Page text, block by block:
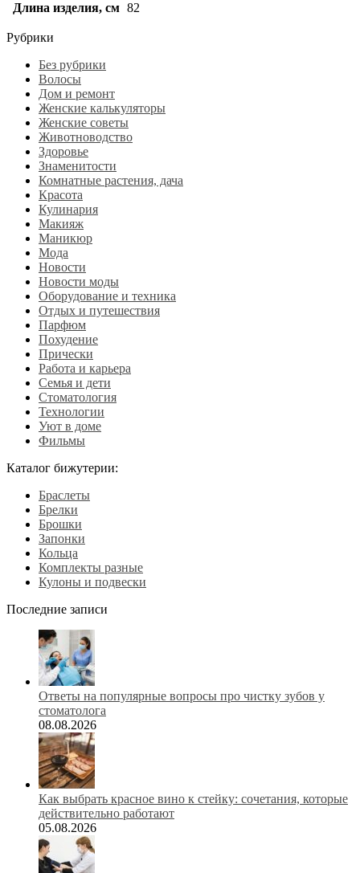
Длина изделия, см 82
Рубрики
Без рубрики
Волосы
Дом и ремонт
Женские калькуляторы
Женские советы
Животноводство
Здоровье
Знаменитости
Комнатные растения, дача
Красота
Кулинария
Макияж
Маникюр
Мода
Новости
Новости моды
Оборудование и техника
Отдых и путешествия
Парфюм
Похудение
Прически
Работа и карьера
Семья и дети
Стоматология
Технологии
Уют в доме
Фильмы
Каталог бижутерии:
Браслеты
Брелки
Брошки
Запонки
Кольца
Комплекты разные
Кулоны и подвески
Последние записи
Ответы на популярные вопросы про чистку зубов у
стоматолога
08.08.2026
Как выбрать красное вино к стейку: сочетания, которые
действительно работают
05.08.2026